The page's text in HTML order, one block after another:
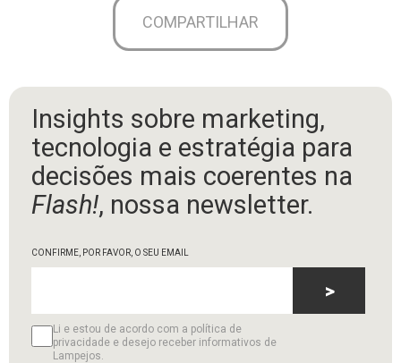
COMPARTILHAR
Insights sobre marketing,
tecnologia e estratégia para
decisões mais coerentes na
Flash!, nossa newsletter.
CONFIRME, POR FAVOR, O SEU EMAIL
Li e estou de acordo com a política de
privacidade e desejo receber informativos de
Lampejos.
>